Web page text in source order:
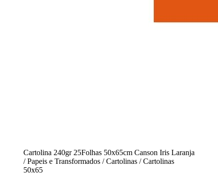
Cartolina 240gr 25Folhas 50x65cm Canson Iris Laranja
/ Papeis e Transformados / Cartolinas / Cartolinas
50x65